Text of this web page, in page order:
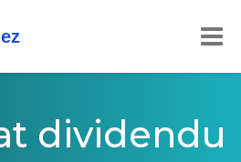
dividendu